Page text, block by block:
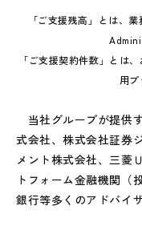
「ご支援残高」とは、
「ご支援契約件数」とは
用プ
当社グループが提供
式会社、株式会社証券
メント株式会社、三菱
トフォーム金融機関（
銀行等多くのアドバイ